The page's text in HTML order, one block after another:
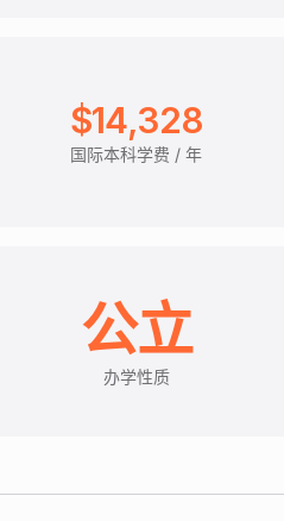
$14,328
国际本科学费 / 年
公立
办学性质